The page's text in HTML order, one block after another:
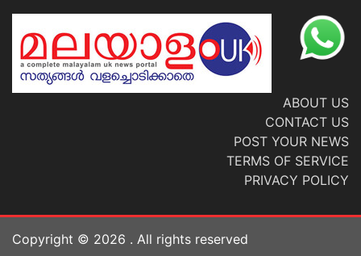
ABOUT US
CONTACT US
POST YOUR NEWS
TERMS OF SERVICE
PRIVACY POLICY
Copyright © 2026 . All rights reserved